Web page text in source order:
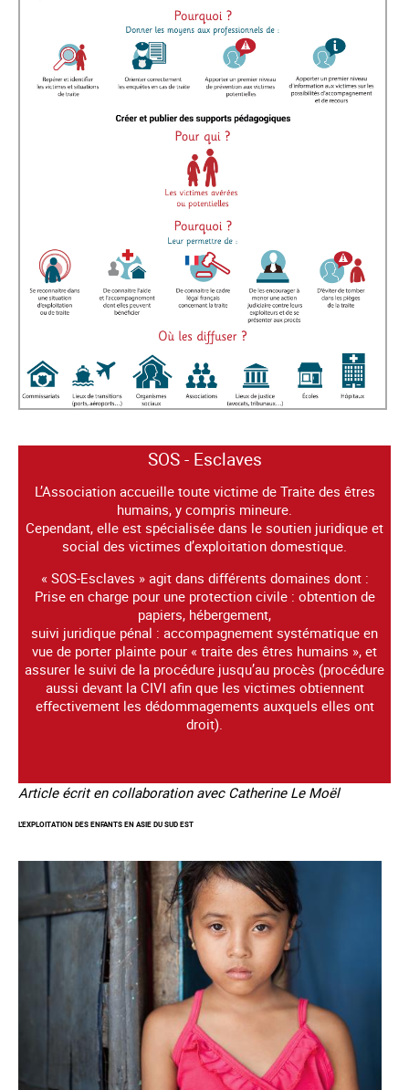
SOS - Esclaves
L’Association accueille toute victime de Traite des êtres
humains, y compris mineure.
Cependant, elle est spécialisée dans le soutien juridique et
social des victimes d’exploitation domestique.
« SOS-Esclaves » agit dans différents domaines dont :
Prise en charge pour une protection civile : obtention de
papiers, hébergement,
suivi juridique pénal : accompagnement systématique en
vue de porter plainte pour « traite des êtres humains », et
assurer le suivi de la procédure jusqu’au procès (procédure
aussi devant la CIVI afin que les victimes obtiennent
effectivement les dédommagements auxquels elles ont
droit).
Article écrit en collaboration avec Catherine Le Moël
L'EXPLOITATION DES ENFANTS EN ASIE DU SUD EST